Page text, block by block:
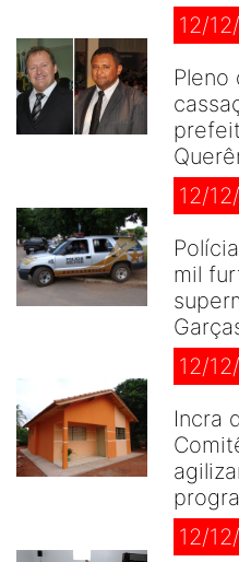
12/
Pleno
12/
mil
12/
Incra
12/